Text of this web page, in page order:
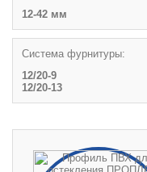
12-42 мм
Система фурнитуры:
12/20-9
12/20-13